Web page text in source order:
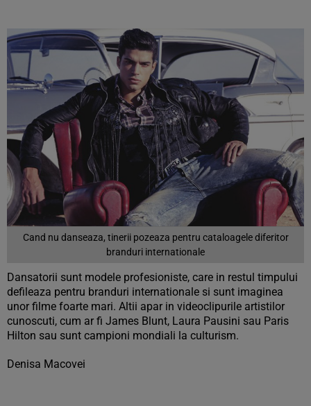
Cand nu danseaza, tinerii pozeaza pentru cataloagele diferitor
branduri internationale
Dansatorii sunt modele profesioniste, care in restul timpului
defileaza pentru branduri internationale si sunt imaginea
unor filme foarte mari. Altii apar in videoclipurile artistilor
cunoscuti, cum ar fi James Blunt, Laura Pausini sau Paris
Hilton sau sunt campioni mondiali la culturism.
Denisa Macovei